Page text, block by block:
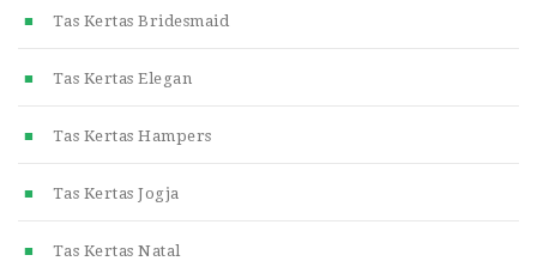
Tas Kertas Bridesmaid
Tas Kertas Elegan
Tas Kertas Hampers
Tas Kertas Jogja
Tas Kertas Natal